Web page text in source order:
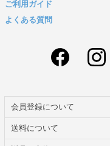
ご利用ガイド
よくある質問
会員登録について
送料について